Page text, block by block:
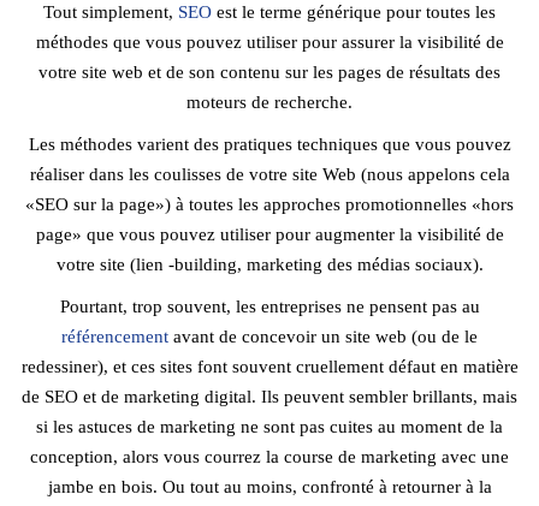
Tout simplement, SEO est le terme générique pour toutes les
méthodes que vous pouvez utiliser pour assurer la visibilité de
votre site web et de son contenu sur les pages de résultats des
moteurs de recherche.
Les méthodes varient des pratiques techniques que vous pouvez
réaliser dans les coulisses de votre site Web (nous appelons cela
«SEO sur la page») à toutes les approches promotionnelles «hors
page» que vous pouvez utiliser pour augmenter la visibilité de
votre site (lien -building, marketing des médias sociaux).
Pourtant, trop souvent, les entreprises ne pensent pas au
référencement avant de concevoir un site web (ou de le
redessiner), et ces sites font souvent cruellement défaut en matière
de SEO et de marketing digital. Ils peuvent sembler brillants, mais
si les astuces de marketing ne sont pas cuites au moment de la
conception, alors vous courrez la course de marketing avec une
jambe en bois. Ou tout au moins, confronté à retourner à la